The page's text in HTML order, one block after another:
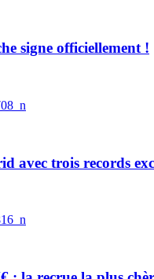
signe officiellement !
avec trois records